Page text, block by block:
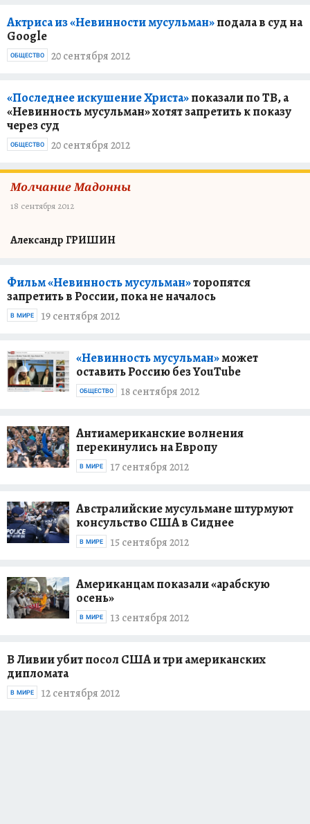
Актриса из «Невинности мусульман»подала в суд на
Google
20 сентября 2012
ОБЩЕСТВО
«Последнее искушение Христа»показали по ТВ, а
«Невинность мусульман» хотят запретить к показу
через суд
20 сентября 2012
ОБЩЕСТВО
Молчание Мадонны
18 сентября 2012
Александр ГРИШИН
Фильм «Невинность мусульман»торопятся
запретить в России, пока не началось
19 сентября 2012
В МИРЕ
«Невинность мусульман»может
оставить Россию без YouTube
18 сентября 2012
ОБЩЕСТВО
Антиамериканские волнения
перекинулись на Европу
17 сентября 2012
В МИРЕ
Австралийские мусульмане штурмуют
консульство США в Сиднее
15 сентября 2012
В МИРЕ
Американцам показали «арабскую
осень»
13 сентября 2012
В МИРЕ
В Ливии убит посол США и три американских
дипломата
12 сентября 2012
В МИРЕ